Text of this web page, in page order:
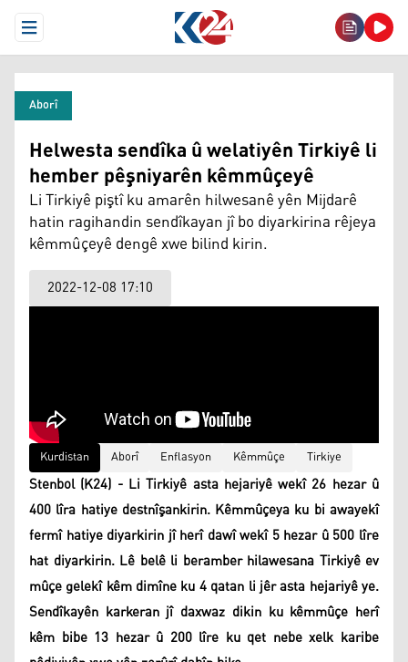
Open Menu
Aborî
Helwesta sendîka û welatiyên Tirkiyê li
hember pêşniyarên kêmmûçeyê
Li Tirkiyê piştî ku amarên hilwesanê yên Mijdarê
hatin ragihandin sendîkayan jî bo diyarkirina rêjeya
kêmmûçeyê dengê xwe bilind kirin.
2022-12-08 17:10
Kurdistan Aborî Enflasyon Kêmmûçe Tirkiye
Stenbol (K24) - Li Tirkiyê asta hejariyê wekî 26 hezar û
400 lîra hatiye destnîşankirin. Kêmmûçeya ku bi awayekî
fermî hatiye diyarkirin jî herî dawî wekî 5 hezar û 500 lîre
hat diyarkirin. Lê belê li beramber hilawesana Tirkiyê ev
mûçe gelekî kêm dimîne ku 4 qatan li jêr asta hejariyê ye.
Sendîkayên karkeran jî daxwaz dikin ku kêmmûçe herî
kêm bibe 13 hezar û 200 lîre ku qet nebe xelk karibe